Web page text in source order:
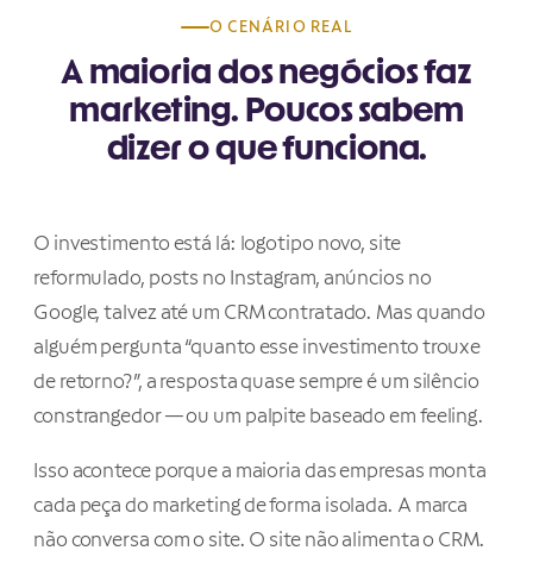
O CENÁRIO REAL
A maioria dos negócios faz
marketing. Poucos sabem
dizer o que funciona.
O investimento está lá: logotipo novo, site
reformulado, posts no Instagram, anúncios no
Google, talvez até um CRM contratado. Mas quando
alguém pergunta “quanto esse investimento trouxe
de retorno?”, a resposta quase sempre é um silêncio
constrangedor — ou um palpite baseado em feeling.
Isso acontece porque a maioria das empresas monta
cada peça do marketing de forma isolada. A marca
não conversa com o site. O site não alimenta o CRM.